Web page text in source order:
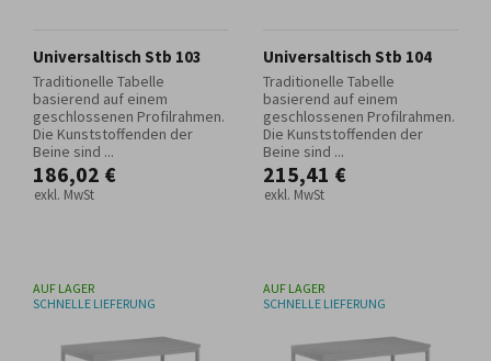
Universaltisch Stb 103
Traditionelle Tabelle
basierend auf einem
geschlossenen Profilrahmen.
Die Kunststoffenden der
Beine sind ...
186,02 €
exkl. MwSt
Universaltisch Stb 104
Traditionelle Tabelle
basierend auf einem
geschlossenen Profilrahmen.
Die Kunststoffenden der
Beine sind ...
215,41 €
exkl. MwSt
AUF LAGER
SCHNELLE LIEFERUNG
AUF LAGER
SCHNELLE LIEFERUNG